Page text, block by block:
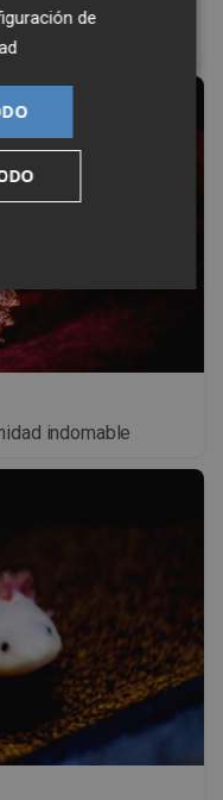
visado
indomable
de